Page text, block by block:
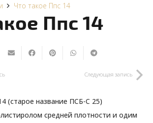
Что такое Ппс 14
Ппс 14
Следующая запись
(старое название ПСБ-С 25)
средней плотности и одим